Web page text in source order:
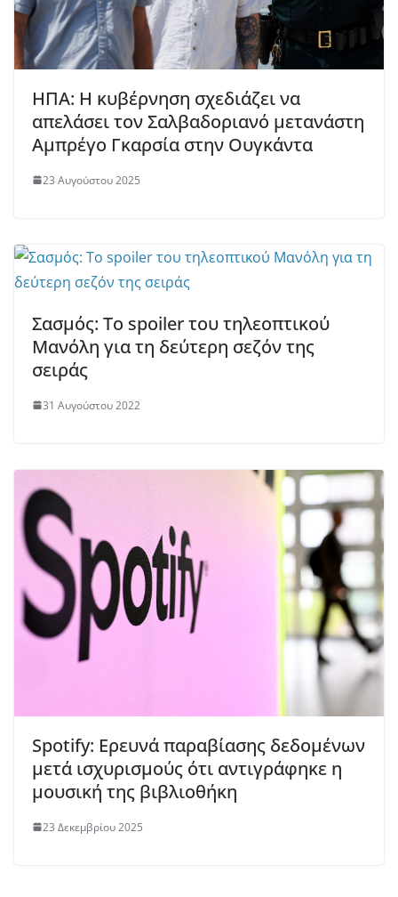
ΗΠΑ: Η κυβέρνηση σχεδιάζει να
απελάσει τον Σαλβαδοριανό μετανάστη
Αμπρέγο Γκαρσία στην Ουγκάντα
23 Αυγούστου 2025
Σασμός: Το spoiler του τηλεοπτικού
Μανόλη για τη δεύτερη σεζόν της
σειράς
31 Αυγούστου 2022
Spotify: Ερευνά παραβίασης δεδομένων
μετά ισχυρισμούς ότι αντιγράφηκε η
μουσική της βιβλιοθήκη
23 Δεκεμβρίου 2025